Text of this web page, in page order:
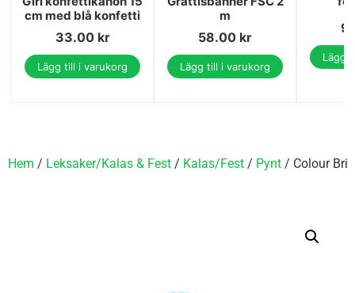
cm med blå konfetti
33.00 kr
Lägg till i varukorg
m
58.00 kr
Lägg till i varukorg
Lägg
Hem / Leksaker/Kalas & Fest / Kalas/Fest / Pynt / Colour